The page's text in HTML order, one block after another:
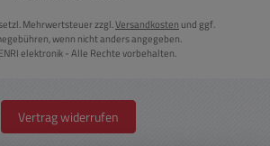
Mehrwertsteuer zzgl.Versandkosten und ggf.
wenn nicht anders angegeben.
elektronik - Alle Rechte vorbehalten.
Vertrag widerrufen